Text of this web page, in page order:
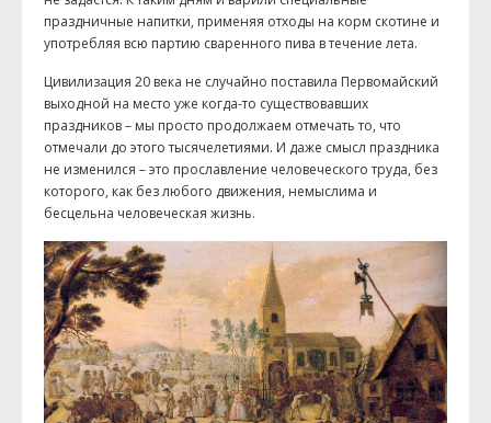
праздничные напитки, применяя отходы на корм скотине и
употребляя всю партию сваренного пива в течение лета.
Цивилизация 20 века не случайно поставила Первомайский
выходной на место уже когда-то существовавших
праздников – мы просто продолжаем отмечать то, что
отмечали до этого тысячелетиями. И даже смысл праздника
не изменился –это прославление человеческого труда, без
которого, как без любого движения, немыслима и
бесцельна человеческая жизнь.